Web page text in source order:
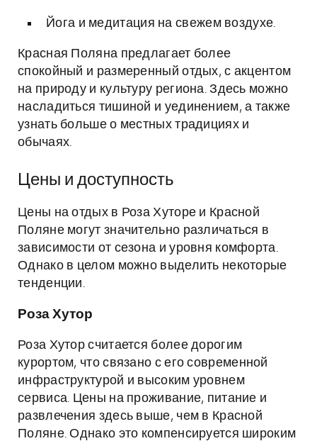
Йога и медитация на свежем воздухе.
Красная Поляна предлагает более
спокойный и размеренный отдых, с акцентом
на природу и культуру региона. Здесь можно
насладиться тишиной и уединением, а также
узнать больше о местных традициях и
обычаях.
Цены и доступность
Цены на отдых в Роза Хуторе и Красной
Поляне могут значительно различаться в
зависимости от сезона и уровня комфорта.
Однако в целом можно выделить некоторые
тенденции.
Роза Хутор
Роза Хутор считается более дорогим
курортом, что связано с его современной
инфраструктурой и высоким уровнем
сервиса. Цены на проживание, питание и
развлечения здесь выше, чем в Красной
Поляне. Однако это компенсируется широким